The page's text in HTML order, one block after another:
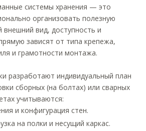
системы хранения — это
организовать полезную
вид, доступность и
зависят от типа крепежа,
и грамотности монтажа.
разработают индивидуальный план
сборных (на болтах) или сварных
учитываются:
и конфигурация стен.
на полки и несущий каркас.